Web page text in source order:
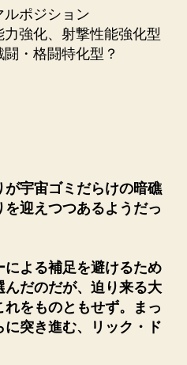
ポジション
強化、射撃性能強化型
・格闘特化型？
が宇宙ゴミだらけの暗礁
迎えつつあるようだっ
よる補足を避けるため
だのだが、迫り来る大
をものともせず。まっ
突き進む、リック・ド